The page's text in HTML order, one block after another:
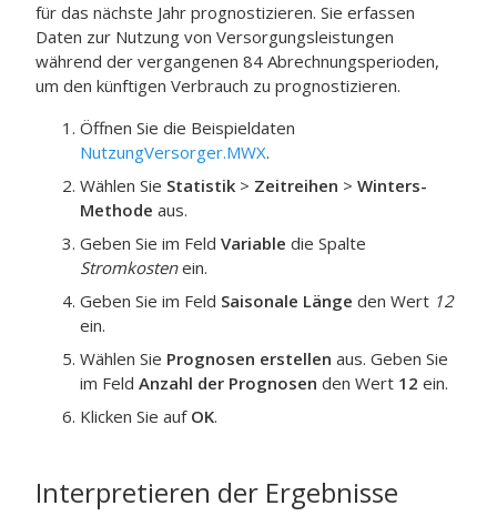
für das nächste Jahr prognostizieren. Sie erfassen
Daten zur Nutzung von Versorgungsleistungen
während der vergangenen 84 Abrechnungsperioden,
um den künftigen Verbrauch zu prognostizieren.
Öffnen Sie die Beispieldaten
NutzungVersorger.MWX.
Wählen Sie Statistik > Zeitreihen > Winters-
Methode aus.
Geben Sie im Feld Variable die Spalte
Stromkostenein.
Geben Sie im Feld Saisonale Länge den Wert 12
ein.
Wählen Sie Prognosen erstellen aus. Geben Sie
im Feld Anzahl der Prognosen den Wert 12 ein.
Klicken Sie auf OK.
Interpretieren der Ergebnisse